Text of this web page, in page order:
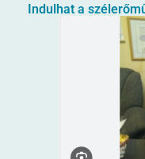
Indulhat a